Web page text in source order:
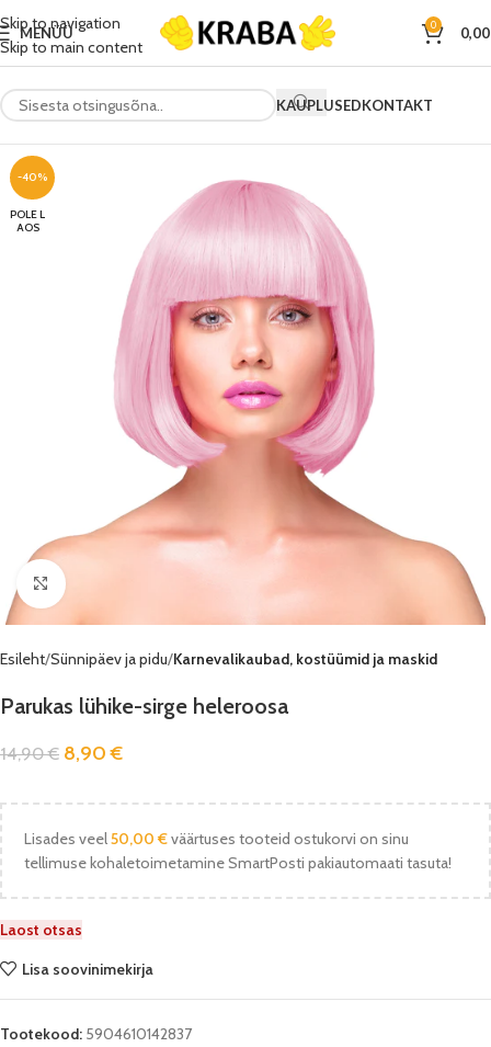
Skip to navigation
Skip to main content
MENÜÜ 0
KAUPLUSEDKONTAKT
-40%
POLE L
AOS
Vaata pilti
Esileht Sünnipäev ja pidu Karnevalikaubad, kostüümid ja maskid
Parukas lühike-sirge heleroosa
14,90€ 8,90€
Lisades veel50,00 €väärtuses tooteid ostukorvi on sinu
tellimuse kohaletoimetamine SmartPosti pakiautomaati tasuta!
Laost otsas
Lisa soovinimekirja
Tootekood: 5904610142837